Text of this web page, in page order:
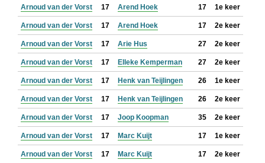
Arnoud van der Vorst 17 Arend Hoek 17 1e keer
Arnoud van der Vorst 17 Arend Hoek 17 2e keer
Arnoud van der Vorst 17 Arie Hus 27 2e keer
Arnoud van der Vorst 17 Elleke Kemperman 27 2e keer
Arnoud van der Vorst 17 Henk van Teijlingen 26 1e keer
Arnoud van der Vorst 17 Henk van Teijlingen 26 2e keer
Arnoud van der Vorst 17 Joop Koopman 35 2e keer
Arnoud van der Vorst 17 Marc Kuijt 17 1e keer
Arnoud van der Vorst 17 Marc Kuijt 17 2e keer